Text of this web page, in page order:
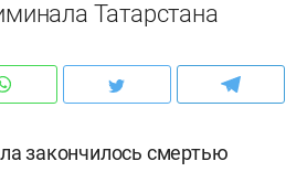
Татарстана
закончилось смертью